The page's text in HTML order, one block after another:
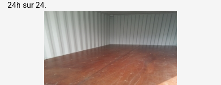
24h sur 24.